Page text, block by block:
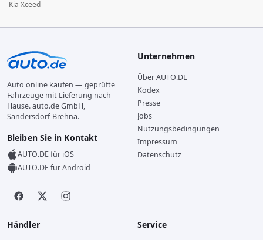
Kia Xceed
Auto online kaufen — geprüfte
Fahrzeuge mit Lieferung nach
Hause. auto.de GmbH,
Sandersdorf-Brehna.
Bleiben Sie in Kontakt
AUTO.DE für iOS
AUTO.DE für Android
Unternehmen
Über AUTO.DE
Kodex
Presse
Jobs
Nutzungsbedingungen
Impressum
Datenschutz
Händler Service